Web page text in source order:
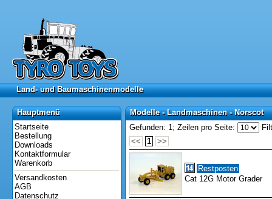
Land- und Baumaschinenmodelle
Land- und Baumaschinenmodelle
Hauptmenü
Hauptmenü
Startseite
Bestellung
Downloads
Kontaktformular
Warenkorb
Versandkosten
AGB
Datenschutz
Modelle - Landmaschinen - Norscot
Modelle - Landmaschinen - Norscot
Gefunden: 1; Zeilen pro Seite:
<<
1 >>
Restposten
Cat 12G Motor Grader